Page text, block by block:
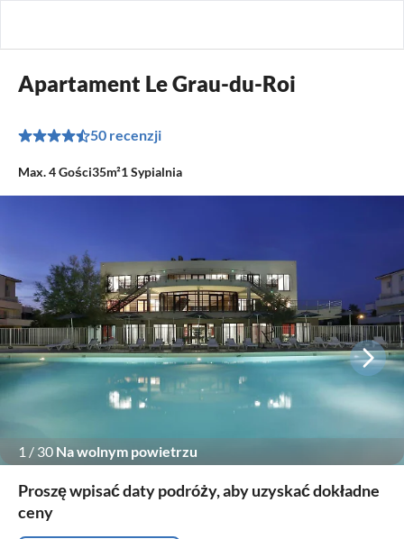
Apartament Le Grau-du-Roi
50 recenzji
Max.4Gości35m²1Sypialnia
1 / 30 Na wolnym powietrzu
Proszę wpisać daty podróży, aby uzyskać dokładne
ceny